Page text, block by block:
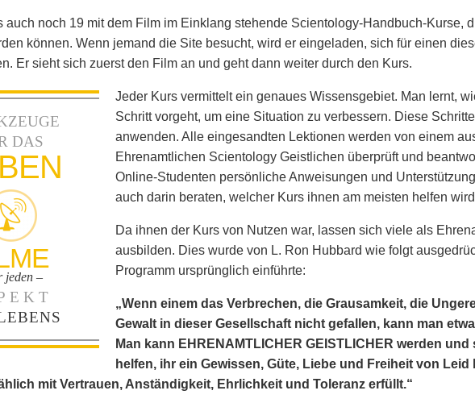
auch noch 19 mit dem Film im Einklang stehende Scientology-Handbuch-Kurse,
können. Wenn jemand die Site besucht, wird er eingeladen, sich für einen
Er sieht sich zuerst den Film an und geht dann weiter durch den Kurs.
DAS
jeden –
Jeder Kurs vermittelt ein genaues Wissensgebiet. Man lernt,
Schritt vorgeht, um eine Situation zu verbessern. Diese
anwenden. Alle eingesandten Lektionen werden von einem
Ehrenamtlichen Scientology Geistlichen überprüft und
Online-Studenten persönliche Anweisungen und
auch darin beraten, welcher Kurs ihnen am meisten helfen
Da ihnen der Kurs von Nutzen war, lassen sich viele als
ausbilden. Dies wurde von L. Ron Hubbard wie folgt
Programm ursprünglich einführte:
„Wenn einem das Verbrechen, die Grausamkeit, die
Gewalt in dieser Gesellschaft nicht gefallen, kann man
Man kann EHRENAMTLICHER GEISTLICHER werden
helfen, ihr ein Gewissen, Güte, Liebe und Freiheit von
mit Vertrauen, Anständigkeit, Ehrlichkeit und Toleranz erfüllt.“